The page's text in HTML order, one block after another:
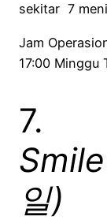
sekitar 7
Jam
17:00 Minggu
7.
일)